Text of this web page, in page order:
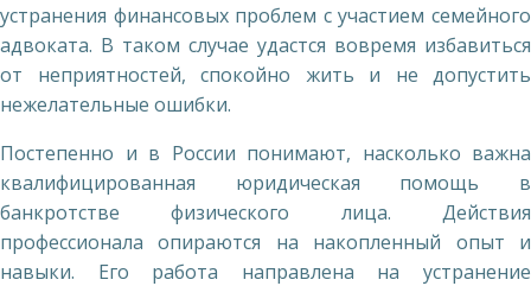
устранения финансовых проблем с участием семейного
адвоката. В таком случае удастся вовремя избавиться
от неприятностей, спокойно жить и не допустить
нежелательные ошибки.
Постепенно и в России понимают, насколько важна
квалифицированная юридическая помощь в
банкротстве физического лица. Действия
профессионала опираются на накопленный опыт и
навыки. Его работа направлена на устранение